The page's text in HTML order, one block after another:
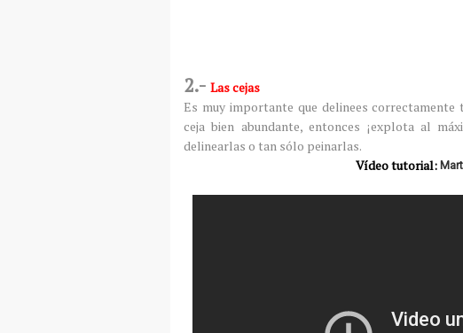
2.- Las cejas
Es muy importante que delinees correctamente
ceja bien abundante, entonces ¡explota al
delinearlas o tan sólo peinarlas.
Vídeo tutorial: